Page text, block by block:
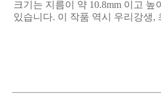
크기는 지름이 약 10.8mm 이고
있습니다. 이 작품 역시 우리강생,